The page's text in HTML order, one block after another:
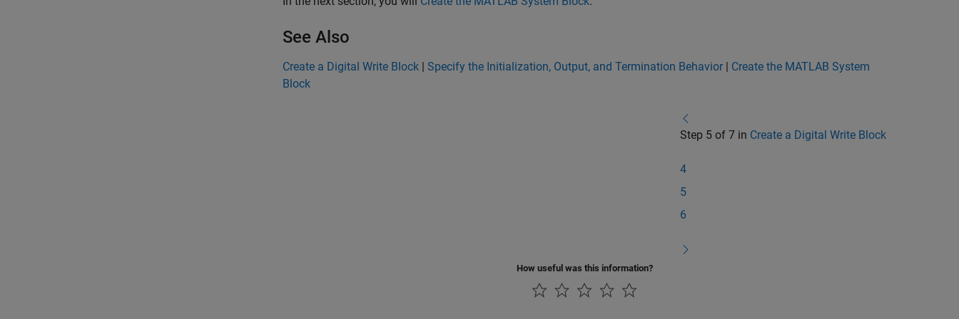
See Also
Create a Digital Write Block | Specify the Initialization, Output, and Termination Behavior | Create the MATLAB System
Block
Step 5 of 7 in Create a Digital Write Block
4
5
6
How useful was this information?